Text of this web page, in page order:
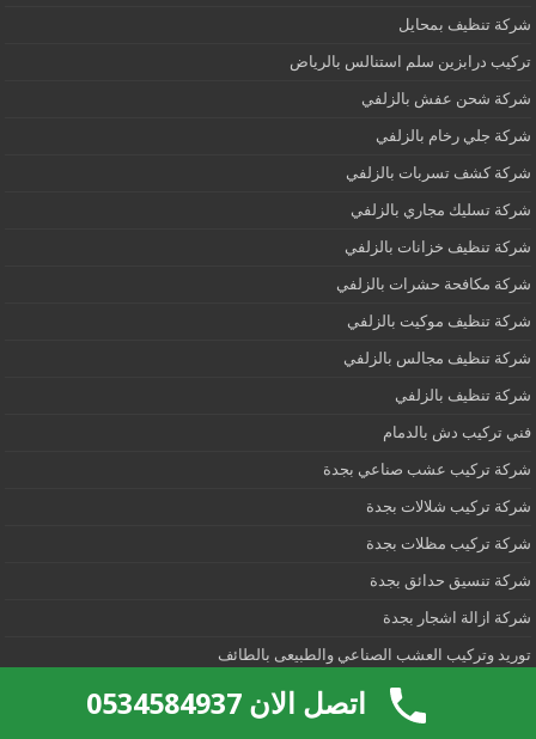
شركة تنظيف بمحايل
تركيب درابزين سلم استنالس بالرياض
شركة شحن عفش بالزلفي
شركة جلي رخام بالزلفي
شركة كشف تسربات بالزلفي
شركة تسليك مجاري بالزلفي
شركة تنظيف خزانات بالزلفي
شركة مكافحة حشرات بالزلفي
شركة تنظيف موكيت بالزلفي
شركة تنظيف مجالس بالزلفي
شركة تنظيف بالزلفي
فني تركيب دش بالدمام
شركة تركيب عشب صناعي بجدة
شركة تركيب شلالات بجدة
شركة تركيب مظلات بجدة
شركة تنسيق حدائق بجدة
شركة ازالة اشجار بجدة
توريد وتركيب العشب الصناعي والطبيعى بالطائف
تركيب شلالات ونوافير بالطائف
شركة قص شجر بالطائف
اتصل الان 0534584937